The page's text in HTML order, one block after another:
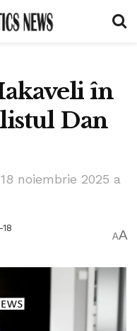
în
Dan
noiembrie 2025 a
AA